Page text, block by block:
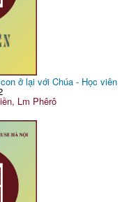
ở lại với Chúa - Học viên
Lm Phêrô